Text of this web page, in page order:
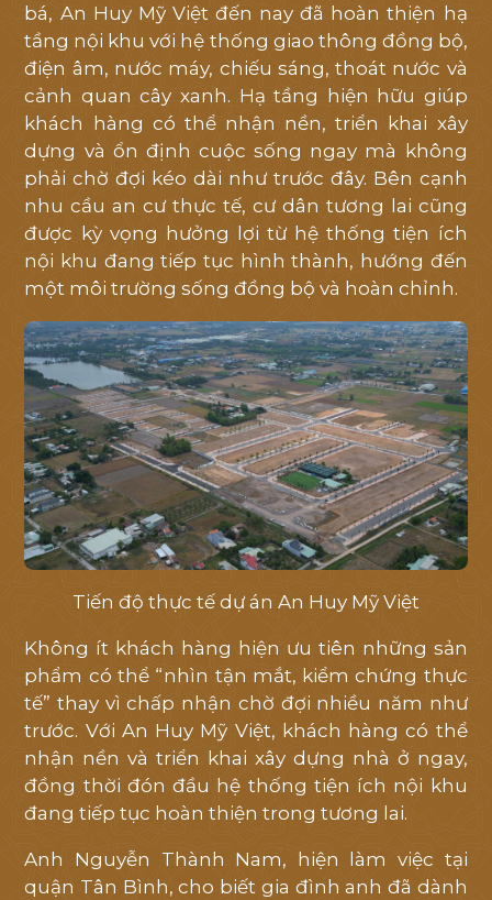
bá, An Huy Mỹ Việt đến nay đã hoàn thiện hạ
tầng nội khu với hệ thống giao thông đồng bộ,
điện âm, nước máy, chiếu sáng, thoát nước và
cảnh quan cây xanh. Hạ tầng hiện hữu giúp
khách hàng có thể nhận nền, triển khai xây
dựng và ổn định cuộc sống ngay mà không
phải chờ đợi kéo dài như trước đây. Bên cạnh
nhu cầu an cư thực tế, cư dân tương lai cũng
được kỳ vọng hưởng lợi từ hệ thống tiện ích
nội khu đang tiếp tục hình thành, hướng đến
một môi trường sống đồng bộ và hoàn chỉnh.
Tiến độ thực tế dự án An Huy Mỹ Việt
Không ít khách hàng hiện ưu tiên những sản
phẩm có thể “nhìn tận mắt, kiểm chứng thực
tế” thay vì chấp nhận chờ đợi nhiều năm như
trước. Với An Huy Mỹ Việt, khách hàng có thể
nhận nền và triển khai xây dựng nhà ở ngay,
đồng thời đón đầu hệ thống tiện ích nội khu
đang tiếp tục hoàn thiện trong tương lai.
Anh Nguyễn Thành Nam, hiện làm việc tại
quận Tân Bình, cho biết gia đình anh đã dành